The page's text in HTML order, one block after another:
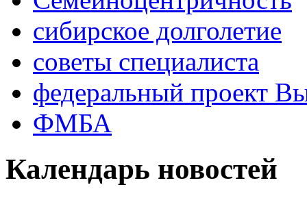
сибирское долголетие
советы специалиста
федеральный проект
ФМБА
Календарь новостей